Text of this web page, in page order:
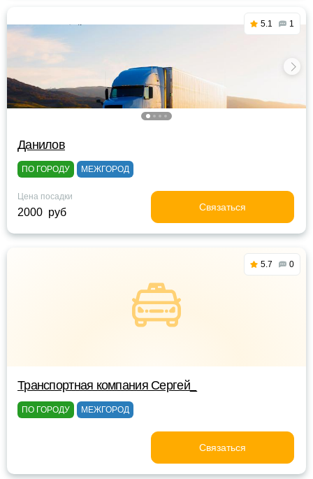
5.1 1
Данилов
ПО ГОРОДУ МЕЖГОРОД
Цена посадки
2000 руб Связаться
5.7 0
Транспортная компания Сергей_
ПО ГОРОДУ МЕЖГОРОД
Связаться